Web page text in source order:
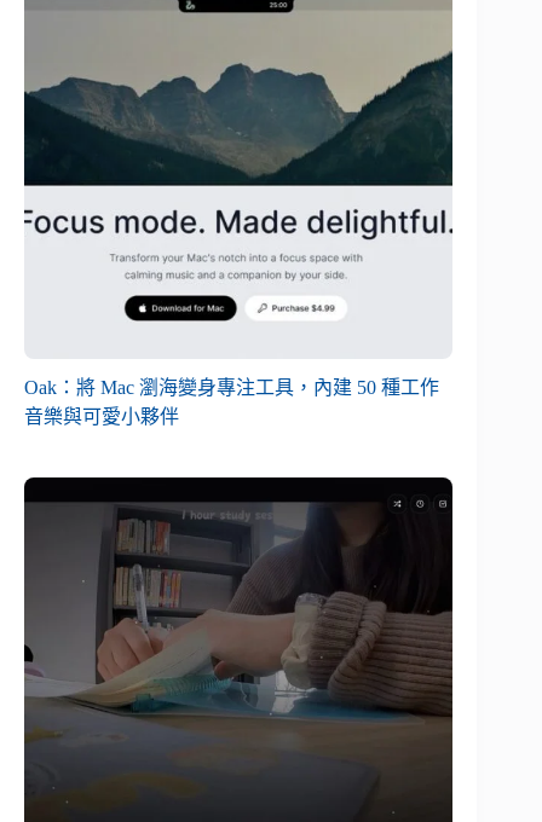
Oak：將 Mac 瀏海變身專注工具，內建 50 種工作
音樂與可愛小夥伴